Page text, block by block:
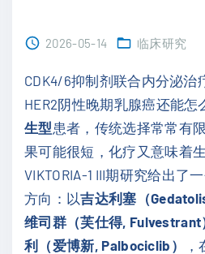
2026-05-14 临床研究
CDK4/6抑制剂联合内分泌治
HER2阴性晚期乳腺癌还能怎
生型患者，传统选择常常有
果可能很短，化疗又意味着
VIKTORIA-1 III期研究给出了
方向：以吉达利塞（
维司群（芙仕得, Fulvestrant
利（爱博新, Palbociclib）